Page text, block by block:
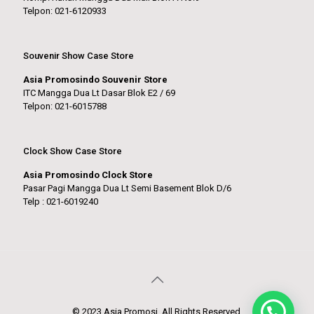
Telpon: 021-6120933
Souvenir Show Case Store
Asia Promosindo Souvenir Store
ITC Mangga Dua Lt Dasar Blok E2 / 69
Telpon: 021-6015788
Clock Show Case Store
Asia Promosindo Clock Store
Pasar Pagi Mangga Dua Lt Semi Basement Blok D/6
Telp : 021-6019240
© 2023 Asia Promosi. All Rights Reserved.